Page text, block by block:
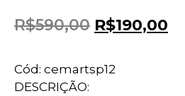
R$590,00 R$190,00
Cód: cemartsp12
DESCRIÇÃO: